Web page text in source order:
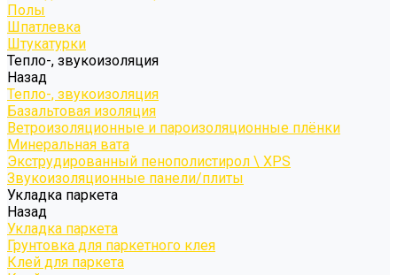
Полы
Шпатлевка
Штукатурки
Тепло-, звукоизоляция
Назад
Тепло-, звукоизоляция
Базальтовая изоляция
Ветроизоляционные и пароизоляционные плёнки
Минеральная вата
Экструдированный пенополистирол \ XPS
Звукоизоляционные панели/плиты
Укладка паркета
Назад
Укладка паркета
Грунтовка для паркетного клея
Клей для паркета